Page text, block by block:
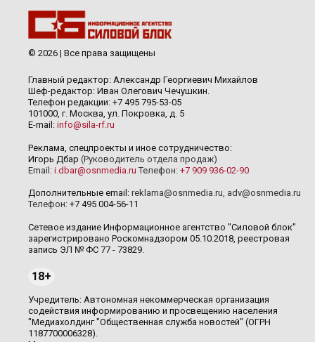
© 2026 | Все права защищены
Главный редактор: Александр Георгиевич Михайлов
Шеф-редактор: Иван Олегович Чечушкин.
Телефон редакции: +7 495 795-53-05
101000, г. Москва, ул. Покровка, д. 5
E-mail: info@sila-rf.ru
Реклама, спецпроекты и иное сотрудничество:
Игорь Дбар (Руководитель отдела продаж)
Email: i.dbar@osnmedia.ru Телефон: +7 909 936-02-90
Дополнительные email: reklama@osnmedia.ru, adv@osnmedia.ru
Телефон: +7 495 004-56-11
Сетевое издание Информационное агентство "Силовой блок"
зарегистрировано Роскомнадзором 05.10.2018, реестровая
запись ЭЛ № ФС 77 - 73829.
18+
Учредитель: Автономная некоммерческая организация
содействия информированию и просвещению населения
"Медиахолдинг "Общественная служба новостей" (ОГРН
1187700006328).